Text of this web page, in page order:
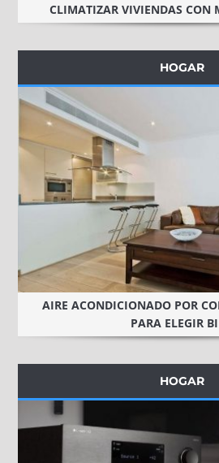
CLIMATIZAR VIVIENDAS CON
HOGAR
AIRE ACONDICIONADO POR
PARA ELEGIR
HOGAR